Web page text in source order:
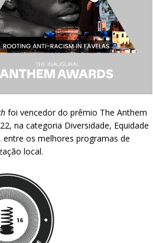
foi vencedor do prêmio The Anthem
, na categoria Diversidade, Equidade
entre os melhores programas de
local.